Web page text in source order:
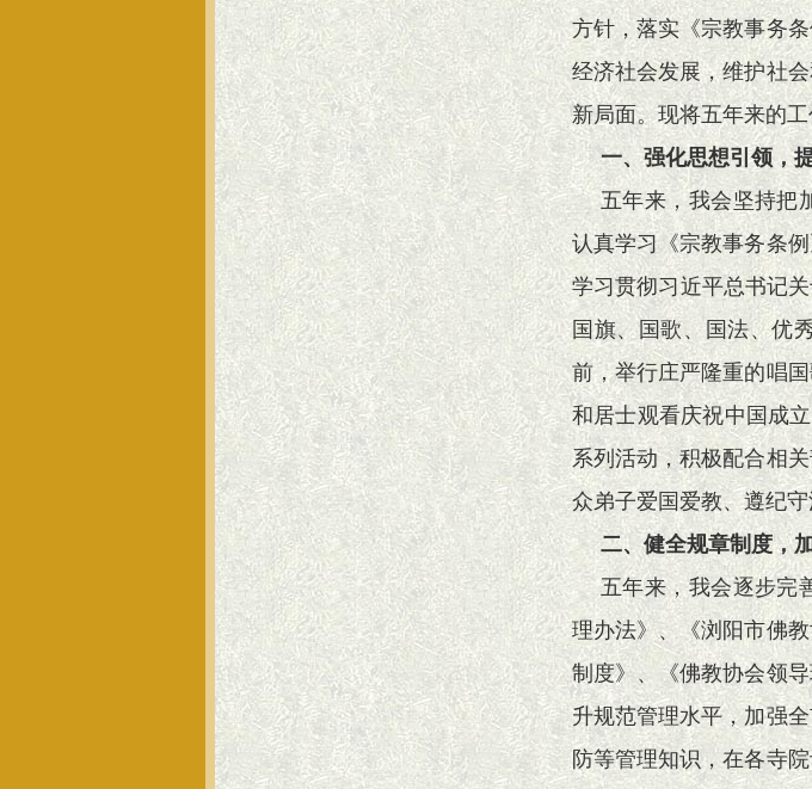
方针，落实《宗教事务
经济社会发展，维护社
新局面。现将五年来的
一、强化思想引领，
五年来，我会坚持把
认真学习《宗教事务条
学习贯彻习近平总书记
国旗、国歌、国法、优
前，举行庄严隆重的唱
和居士观看庆祝中国成
系列活动，积极配合相
众弟子爱国爱教、遵纪
二、健全规章制度，
五年来，我会逐步完
理办法》、《浏阳市佛
制度》、《佛教协会领
升规范管理水平，加强
防等管理知识，在各寺